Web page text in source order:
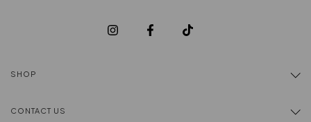
SHOP
CONTACT US